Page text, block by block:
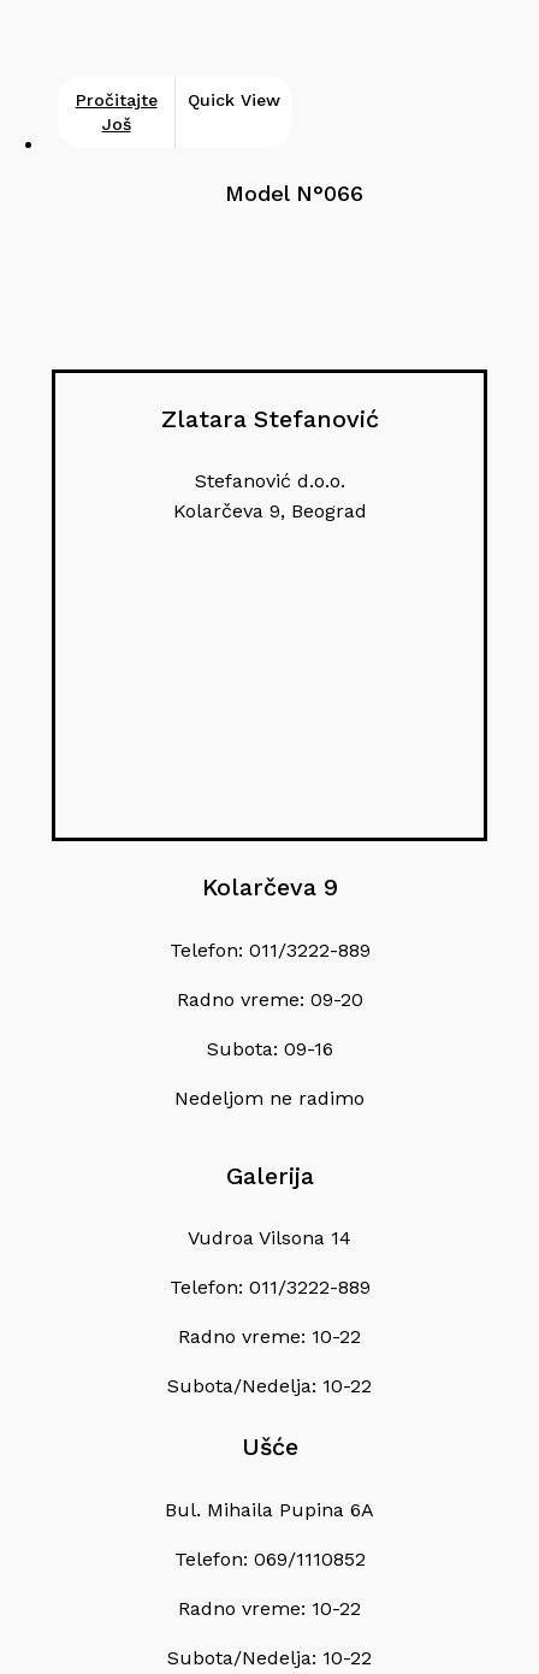
Pročitajte
Još
Quick View
Model N°066
Zlatara Stefanović
Stefanović d.o.o.
Kolarčeva 9, Beograd
Kolarčeva 9
Telefon: 011/3222-889
Radno vreme: 09-20
Subota: 09-16
Nedeljom ne radimo
Galerija
Vudroa Vilsona 14
Telefon: 011/3222-889
Radno vreme: 10-22
Subota/Nedelja: 10-22
Ušće
Bul. Mihaila Pupina 6A
Telefon: 069/1110852
Radno vreme: 10-22
Subota/Nedelja: 10-22